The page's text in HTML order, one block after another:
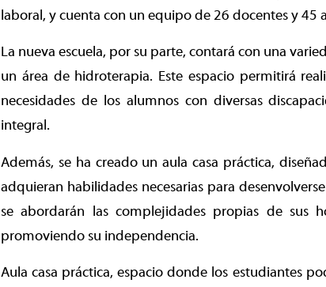
laboral, y cuenta con un equipo de 26 docentes y 45
La nueva escuela, por su parte, contará con una
un área de hidroterapia. Este espacio permitirá
necesidades de los alumnos con diversas
integral.
Además, se ha creado un aula casa práctica,
adquieran habilidades necesarias para
se abordarán las complejidades propias de sus
promoviendo su independencia.
Aula casa práctica, espacio donde los estudiantes